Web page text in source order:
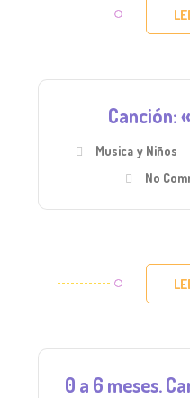
Canción:
Musica y Niños
No
0 a 6 meses.